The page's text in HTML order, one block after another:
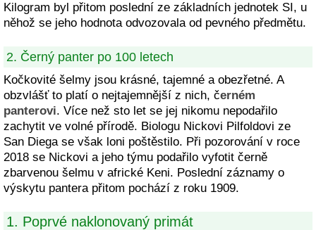
Kilogram byl přitom poslední ze základních jednotek SI, u
něhož se jeho hodnota odvozovala od pevného předmětu.
2. Černý panter po 100 letech
Kočkovité šelmy jsou krásné, tajemné a obezřetné. A
obzvlášť to platí o nejtajemnější z nich, černém
panterovi. Více než sto let se jej nikomu nepodařilo
zachytit ve volné přírodě. Biologu Nickovi Pilfoldovi ze
San Diega se však loni poštěstilo. Při pozorování v roce
2018 se Nickovi a jeho týmu podařilo vyfotit černě
zbarvenou šelmu v africké Keni. Poslední záznamy o
výskytu pantera přitom pochází z roku 1909.
1. Poprvé naklonovaný primát